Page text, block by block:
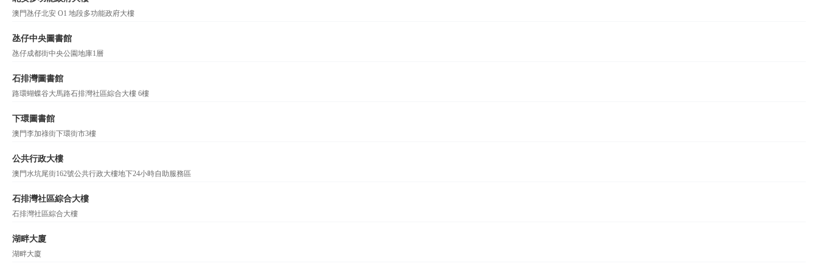
澳門氹仔北安 O1 地段多功能政府大樓
氹仔中央圖書館
氹仔成都街中央公園地庫1層
石排灣圖書館
路環蝴蝶谷大馬路石排灣社區綜合大樓 6樓
下環圖書館
澳門李加祿街下環街市3樓
公共行政大樓
澳門水坑尾街162號公共行政大樓地下24小時自助服務區
石排灣社區綜合大樓
石排灣社區綜合大樓
湖畔大廈
湖畔大廈